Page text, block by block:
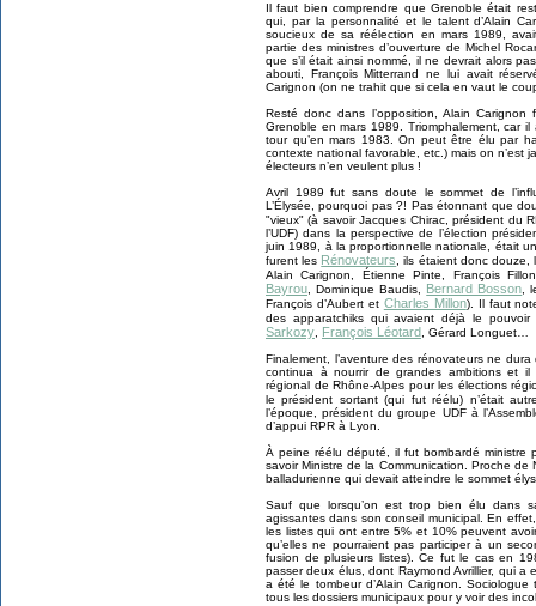
Il faut bien comprendre que Grenoble était
qui, par la personnalité et le talent d’Alain
soucieux de sa réélection en mars 1989,
partie des ministres d’ouverture de Michel
que s’il était ainsi nommé, il ne devrait alors
abouti, François Mitterrand ne lui avait
Carignon (on ne trahit que si cela en vaut le
Resté donc dans l’opposition, Alain
Grenoble en mars 1989. Triomphalement, car
tour qu’en mars 1983. On peut être élu par
contexte national favorable, etc.) mais on n’est
électeurs n’en veulent plus !
Avril 1989 fut sans doute le sommet de
L’Élysée, pourquoi pas ?! Pas étonnant que
"vieux" (à savoir Jacques Chirac, président du
l’UDF) dans la perspective de l’élection
juin 1989, à la proportionnelle nationale, était
furent les Rénovateurs, ils étaient donc douze,
Alain Carignon, Étienne Pinte, François
Bayrou, Dominique Baudis, Bernard Bosson,
François d’Aubert et Charles Millon). Il faut
des apparatchiks qui avaient déjà le
Sarkozy, François Léotard, Gérard Longuet…
Finalement, l’aventure des rénovateurs ne
continua à nourrir de grandes ambitions et
régional de Rhône-Alpes pour les élections
le président sortant (qui fut réélu) n’était
l’époque, président du groupe UDF à
d’appui RPR à Lyon.
À peine réélu député, il fut bombardé ministre
savoir Ministre de la Communication. Proche
balladurienne qui devait atteindre le sommet
Sauf que lorsqu’on est trop bien élu dans
agissantes dans son conseil municipal. En
les listes qui ont entre 5% et 10% peuvent
qu’elles ne pourraient pas participer à un
fusion de plusieurs listes). Ce fut le cas en
passer deux élus, dont Raymond Avrillier, qui a
a été le tombeur d’Alain Carignon.
tous les dossiers municipaux pour y voir des